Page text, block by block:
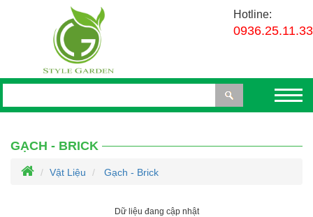
Hotline:
0936.25.11.33
GẠCH - BRICK
Vật Liệu Gạch - Brick
Dữ liệu đang cập nhật